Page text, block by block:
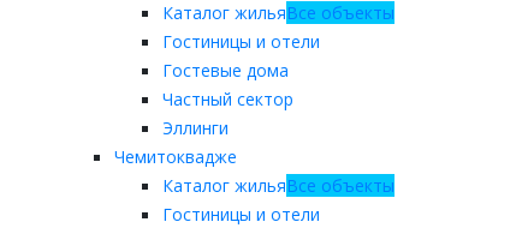
Каталог жильяВсе объекты
Гостиницы и отели
Гостевые дома
Частный сектор
Эллинги
Чемитоквадже
Каталог жильяВсе объекты
Гостиницы и отели